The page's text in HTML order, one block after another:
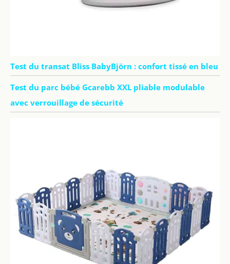
Test du transat Bliss BabyBjörn : confort tissé en bleu
Test du parc bébé Gcarebb XXL pliable modulable
avec verrouillage de sécurité